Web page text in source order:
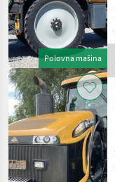
Polovna mašina